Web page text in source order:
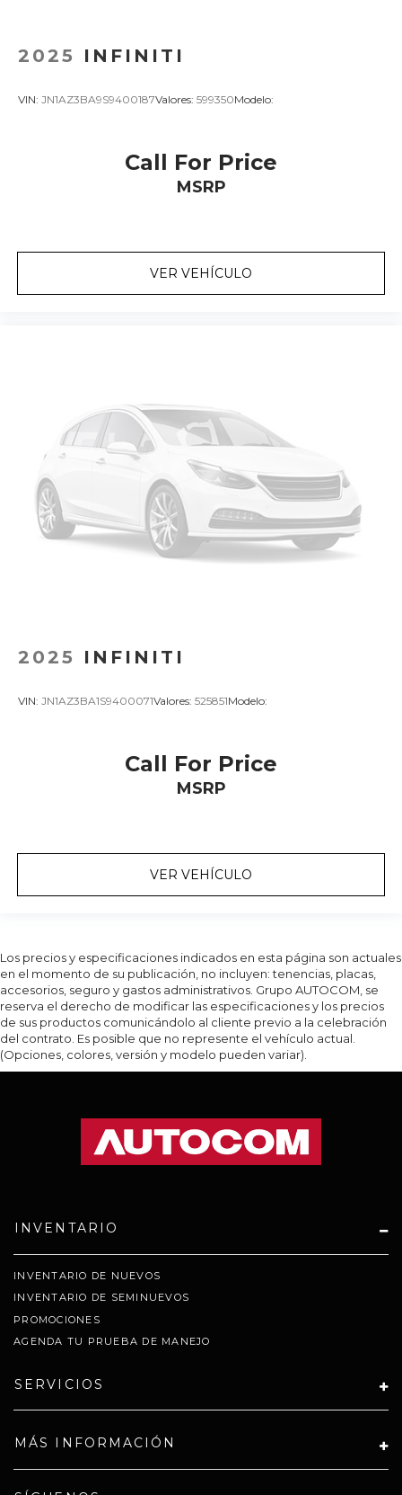
2025 INFINITI
VIN: JN1AZ3BA9S9400187Valores: 599350Modelo:
Call For Price
MSRP
VER VEHÍCULO
2025 INFINITI
VIN: JN1AZ3BA1S9400071Valores: 525851Modelo:
Call For Price
MSRP
VER VEHÍCULO
Los precios y especificaciones indicados en esta página son actuales
en el momento de su publicación, no incluyen: tenencias, placas,
accesorios, seguro y gastos administrativos. Grupo AUTOCOM, se
reserva el derecho de modificar las especificaciones y los precios
de sus productos comunicándolo al cliente previo a la celebración
del contrato. Es posible que no represente el vehículo actual.
(Opciones, colores, versión y modelo pueden variar).
INVENTARIO
INVENTARIO DE NUEVOS
INVENTARIO DE SEMINUEVOS
PROMOCIONES
AGENDA TU PRUEBA DE MANEJO
SERVICIOS
MÁS INFORMACIÓN